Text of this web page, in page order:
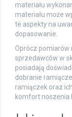
materiału
materiału może
te aspekty na
dopasowanie.
Oprócz
sprzedawców w
posiadają
dobranie
ramiączek oraz
komfort noszenia